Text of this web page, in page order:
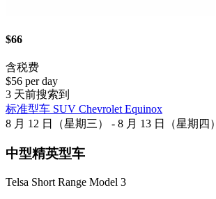
$66
含税费
$56 per day
3 天前搜索到
标准型车 SUV Chevrolet Equinox
8 月 12 日（星期三） - 8 月 13 日（星期四）
中型精英型车
Telsa Short Range Model 3